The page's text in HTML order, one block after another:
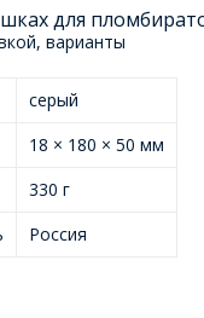
варианты
серый
18 × 180 × 50 мм
330 г
Россия